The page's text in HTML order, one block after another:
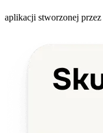
aplikacji stworzonej przez